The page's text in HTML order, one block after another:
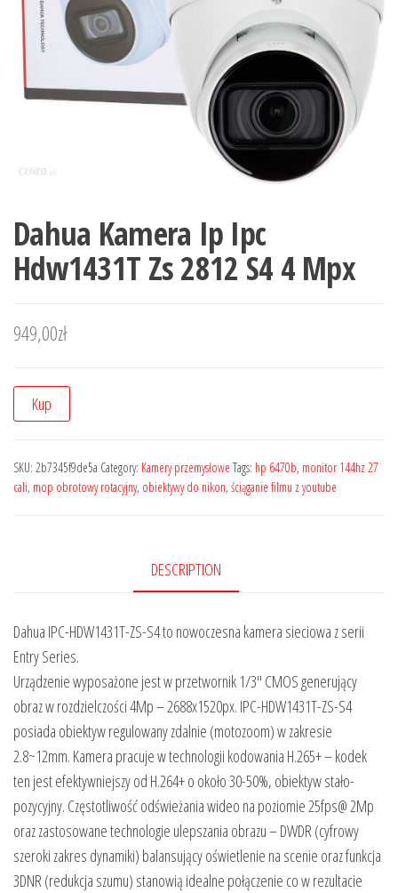
Dahua Kamera Ip Ipc
Hdw1431T Zs 2812 S4 4 Mpx
949,00zł
Kup
SKU: 2b7345f9de5a Category: Kamery przemysłowe Tags: hp 6470b, monitor 144hz 27
cali, mop obrotowy rotacyjny, obiektywy do nikon, ściąganie filmu z youtube
DESCRIPTION
Dahua IPC-HDW1431T-ZS-S4 to nowoczesna kamera sieciowa z serii
Entry Series.
Urządzenie wyposażone jest w przetwornik 1/3″ CMOS generujący
obraz w rozdzielczości 4Mp – 2688x1520px. IPC-HDW1431T-ZS-S4
posiada obiektyw regulowany zdalnie (motozoom) w zakresie
2.8~12mm. Kamera pracuje w technologii kodowania H.265+ – kodek
ten jest efektywniejszy od H.264+ o około 30-50%, obiektyw stało-
pozycyjny. Częstotliwość odświeżania wideo na poziomie 25fps@ 2Mp
oraz zastosowane technologie ulepszania obrazu – DWDR (cyfrowy
szeroki zakres dynamiki) balansujący oświetlenie na scenie oraz funkcja
3DNR (redukcja szumu) stanowią idealne połączenie co w rezultacie